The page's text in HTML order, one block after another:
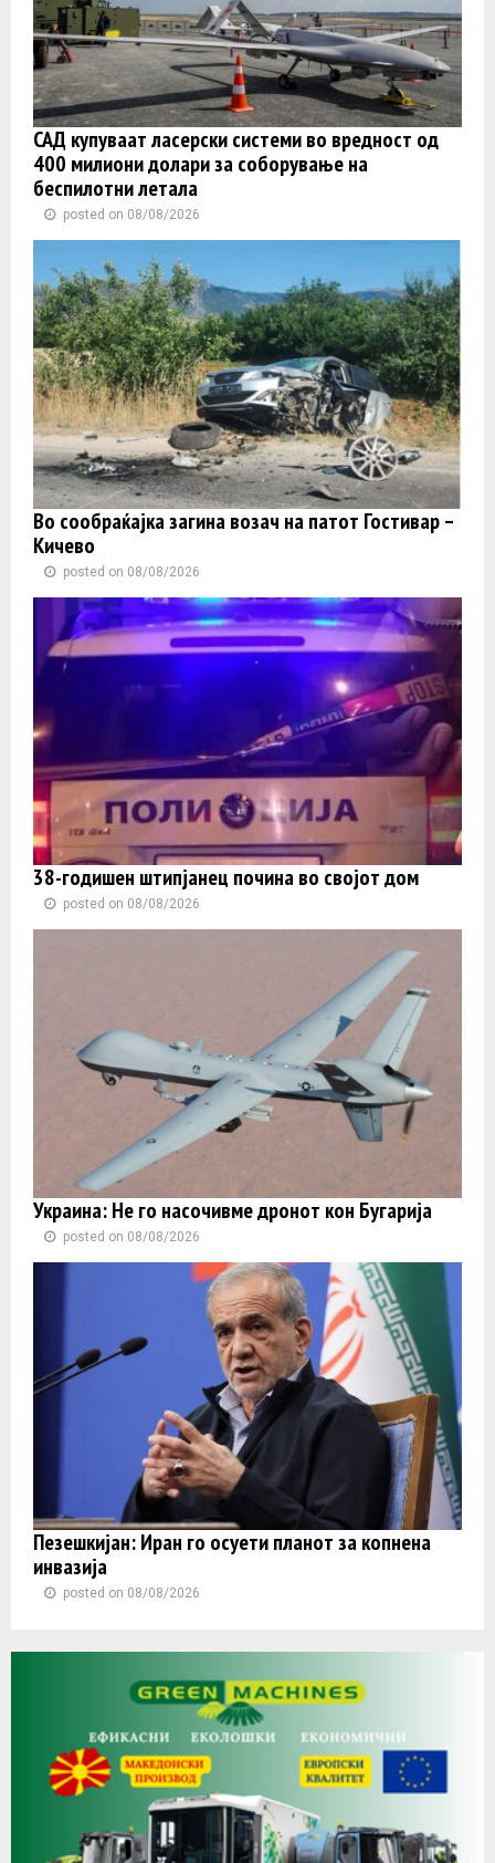
САД купуваат ласерски системи во вредност од
400 милиони долари за соборување на
беспилотни летала
posted on 08/08/2026
Во сообраќајка загина возач на патот Гостивар –
Кичево
posted on 08/08/2026
38-годишен штипјанец почина во својот дом
posted on 08/08/2026
Украина: Не го насочивме дронот кон Бугарија
posted on 08/08/2026
Пезешкијан: Иран го осуети планот за копнена
инвазија
posted on 08/08/2026